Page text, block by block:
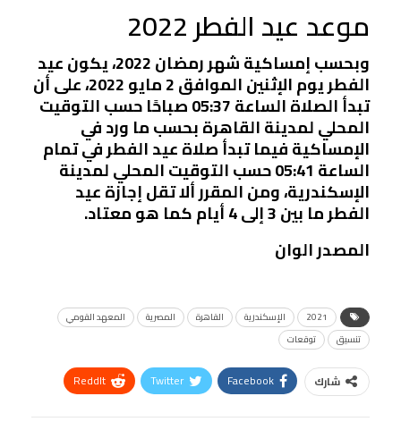
موعد عيد الفطر 2022
وبحسب إمساكية شهر رمضان 2022، يكون عيد
الفطر يوم الإثنين الموافق 2 مايو 2022، على أن
تبدأ الصلاة الساعة 05:37 صباحًا حسب التوقيت
المحلي لمدينة القاهرة بحسب ما ورد في
الإمساكية فيما تبدأ صلاة عيد الفطر في تمام
الساعة 05:41 حسب التوقيت المحلي لمدينة
الإسكندرية، ومن المقرر ألا تقل إجازة عيد
الفطر ما بين 3 إلى 4 أيام كما هو معتاد.
المصدر الوان
2021 الإسكندرية القاهرة المصرية
المعهد القومي
تنسيق
توقعات
شارك Facebook
Twitter
ReddIt